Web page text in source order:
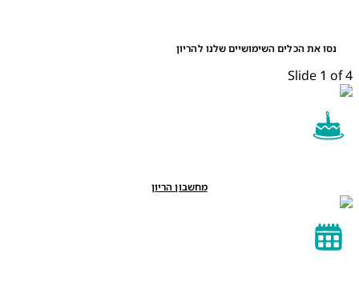
נסו את הכלים השימושיים שלנו להריון
Slide 1 of 4
מחשבון הריון